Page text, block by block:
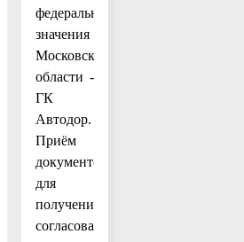
федерального
значения
Московской
области -
ГК
Автодор.
Приём
документов
для
получения
согласования